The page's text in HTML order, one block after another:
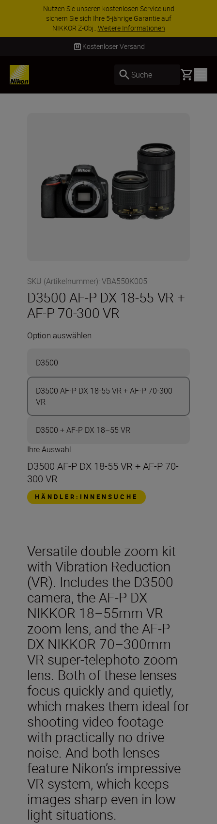
Nutzen Sie unseren kostenlosen Service und
sichern Sie sich Ihre 5-jährige Garantie auf
NIKKOR Z-Obj...Weitere Informationen
Kostenloser Versand
Suche Basket
SKU (Artikelnummer): VBA550K005
D3500 AF-P DX 18-55 VR +
AF-P 70-300 VR
Option auswählen
D3500
D3500 AF-P DX 18-55 VR + AF-P 70-300
VR
D3500 + AF-P DX 18–55 VR
Ihre Auswahl
D3500 AF-P DX 18-55 VR + AF-P 70-
300 VR
HÄNDLER:INNENSUCHE
Versatile double zoom kit
with Vibration Reduction
(VR). Includes the D3500
camera, the AF-P DX
NIKKOR 18–55mm VR
zoom lens, and the AF-P
DX NIKKOR 70–300mm
VR super-telephoto zoom
lens. Both of these lenses
focus quickly and quietly,
which makes them ideal for
shooting video footage
with practically no drive
noise. And both lenses
feature Nikon’s impressive
VR system, which keeps
images sharp even in low
light situations.